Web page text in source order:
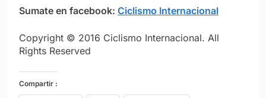
Sumate en facebook: Ciclismo Internacional
Copyright © 2016 Ciclismo Internacional. All
Rights Reserved
Compartir :